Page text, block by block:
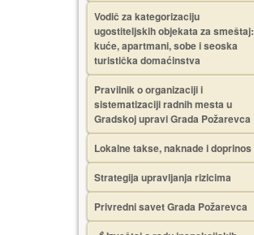
Vodič za kategorizaciju
ugostiteljskih objekata za smeštaj:
kuće, apartmani, sobe i seoska
turistička domaćinstva
Pravilnik o organizaciji i
sistematizaciji radnih mesta u
Gradskoj upravi Grada Požarevca
Lokalne takse, naknade i doprinos
Strategija upravljanja rizicima
Privredni savet Grada Požarevca